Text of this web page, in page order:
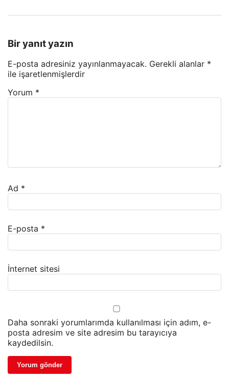
Bir yanıt yazın
E-posta adresiniz yayınlanmayacak. Gerekli alanlar *
ile işaretlenmişlerdir
Yorum *
Ad *
E-posta *
İnternet sitesi
Daha sonraki yorumlarımda kullanılması için adım, e-
posta adresim ve site adresim bu tarayıcıya
kaydedilsin.